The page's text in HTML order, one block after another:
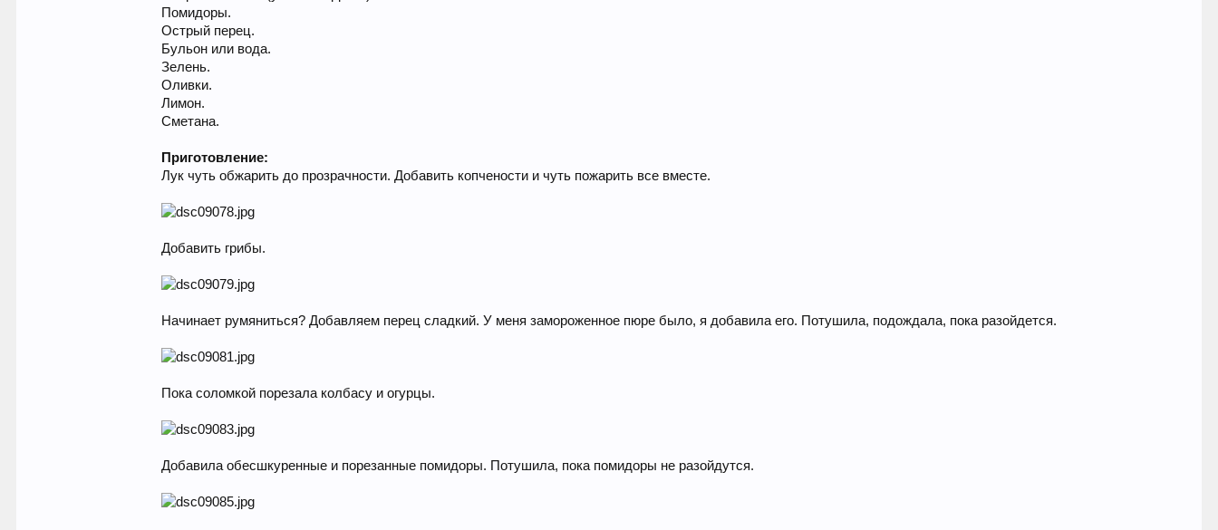
Помидоры.
Острый перец.
Бульон или вода.
Зелень.
Оливки.
Лимон.
Сметана.
Приготовление:
Лук чуть обжарить до прозрачности. Добавить копчености и чуть пожарить все вместе.
Добавить грибы.
Начинает румяниться? Добавляем перец сладкий. У меня замороженное пюре было, я добавила его. Потушила, подождала, пока разойдется.
Пока соломкой порезала колбасу и огурцы.
Добавила обесшкуренные и порезанные помидоры. Потушила, пока помидоры не разойдутся.